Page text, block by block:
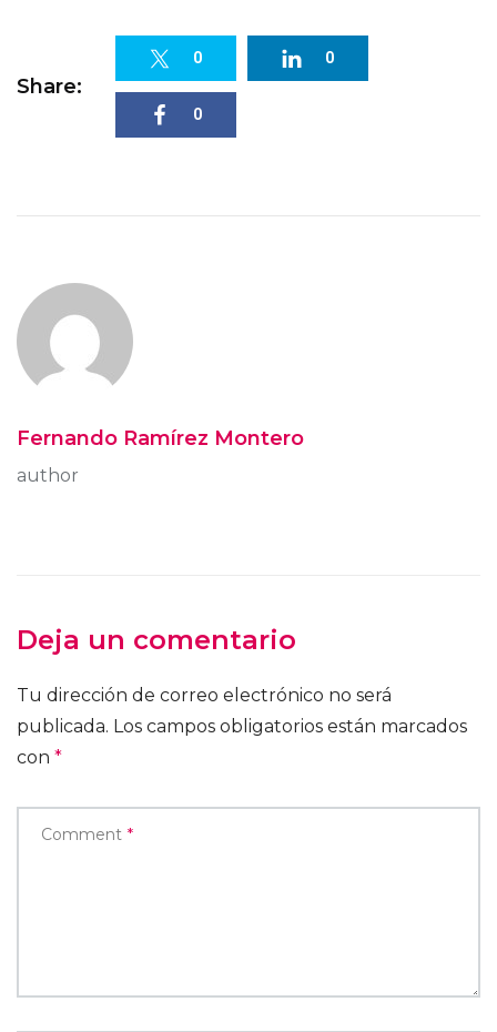
Share:
0 0
0
Fernando Ramírez Montero
author
Deja un comentario
Tu dirección de correo electrónico no será
publicada. Los campos obligatorios están marcados
con *
Comment *